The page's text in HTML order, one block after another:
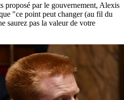
proposé par le gouvernement, Alexis
"ce point peut changer (au fil du
saurez pas la valeur de votre